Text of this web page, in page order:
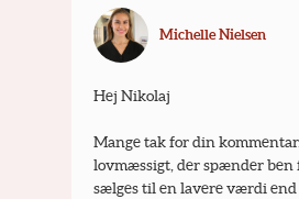
Michelle Nielsen
Hej Nikolaj
Mange tak for din
lovmæssigt, der spænder ben
sælges til en lavere værdi